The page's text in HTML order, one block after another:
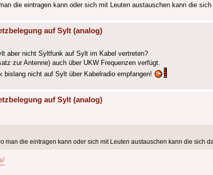
die eintragen kann oder sich mit Leuten austauschen kann die
auf Sylt (analog)
aber nicht Syltfunk auf Sylt im Kabel vertreten?
zur Antenne) auch über UKW Frequenzen verfügt.
bislang nicht auf Sylt über Kabelradio empfangen!
auf Sylt (analog)
man die eintragen kann oder sich mit Leuten austauschen kann die sich